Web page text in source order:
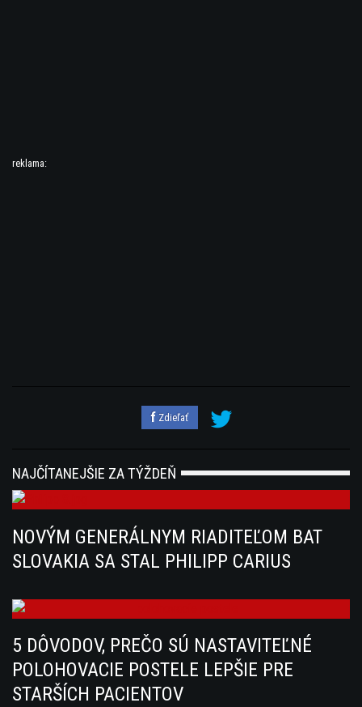
reklama:
Zdieľať
NAJČÍTANEJŠIE ZA TÝŽDEŇ
NOVÝM GENERÁLNYM RIADITEĽOM BAT
SLOVAKIA SA STAL PHILIPP CARIUS
5 DÔVODOV, PREČO SÚ NASTAVITEĽNÉ
POLOHOVACIE POSTELE LEPŠIE PRE
STARŠÍCH PACIENTOV